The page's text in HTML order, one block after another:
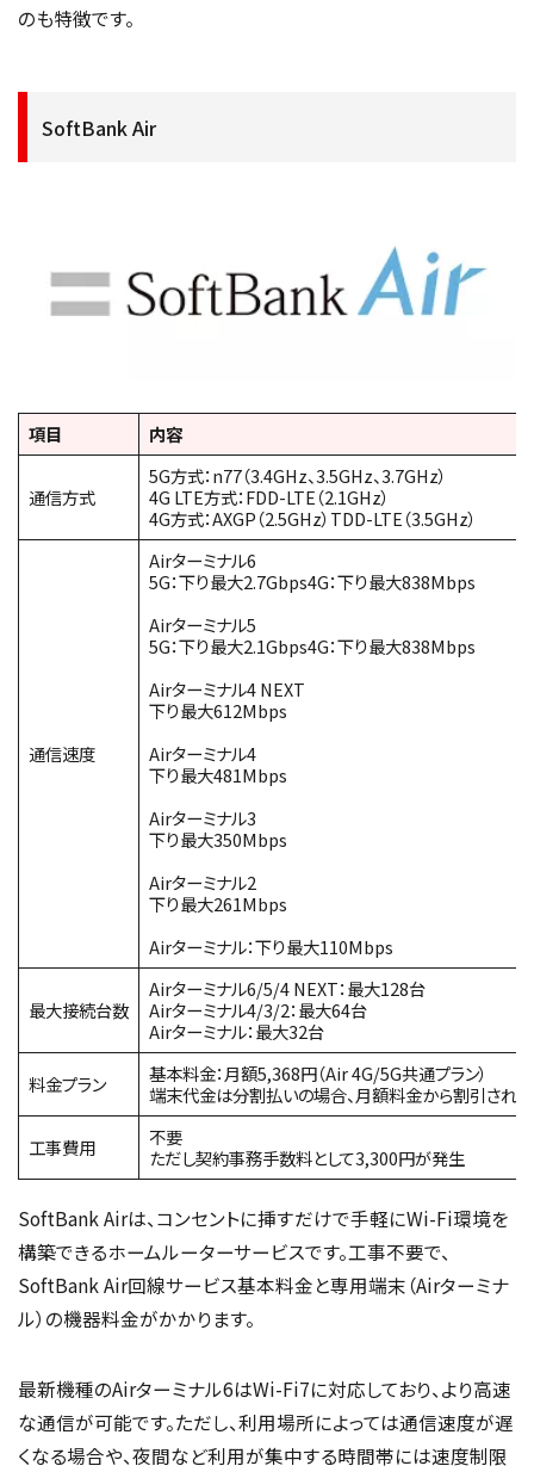
のも特徴です。
SoftBank Air
項目 内容
通信方式
5G方式：n77（3.4GHz、3.5GHz、3.7GHz）
4G LTE方式：FDD-LTE（2.1GHz）
4G方式：AXGP（2.5GHz）TDD-LTE（3.5GHz）
通信速度
Airターミナル6
5G：下り最大2.7Gbps4G：下り最大838Mbps
Airターミナル5
5G：下り最大2.1Gbps4G：下り最大838Mbps
Airターミナル4 NEXT
下り最大612Mbps
Airターミナル4
下り最大481Mbps
Airターミナル3
下り最大350Mbps
Airターミナル2
下り最大261Mbps
Airターミナル：下り最大110Mbps
最大接続台数
Airターミナル6/5/4 NEXT：最大128台
Airターミナル4/3/2：最大64台
Airターミナル：最大32台
料金プラン
基本料金：月額5,368円（Air 4G/5G共通プラン）
端末代金は分割払いの場合、月額料金から割引され
工事費用
不要
ただし契約事務手数料として3,300円が発生
SoftBank Airは、コンセントに挿すだけで手軽にWi-Fi環境を
構築できるホームルーターサービスです。工事不要で、
SoftBank Air回線サービス基本料金と専用端末（Airターミナ
ル）の機器料金がかかります。
最新機種のAirターミナル6はWi-Fi7に対応しており、より高速
な通信が可能です。ただし、利用場所によっては通信速度が遅
くなる場合や、夜間など利用が集中する時間帯には速度制限